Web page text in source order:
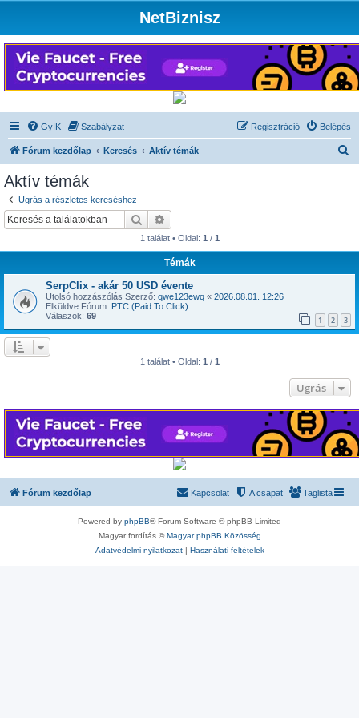
NetBiznisz
GyIK Szabályzat Belépés
Regisztráció
Fórum kezdőlap Keresés Aktív témák
Aktív témák
Ugrás a részletes kereséshez
Keresés
1 találat • Oldal: 1 / 1
Témák
SerpClix - akár 50 USD évente
Utolsó hozzászólás Szerző: qwe123ewq « 2026.08.01. 12:26
Elküldve Fórum: PTC (Paid To Click)
Válaszok: 69 1 2 3
1 találat • Oldal: 1 / 1
Ugrás
Fórum kezdőlap Taglista
A csapat
Kapcsolat
Powered by phpBB® Forum Software © phpBB Limited
Magyar fordítás ©Magyar phpBB Közösség
Adatvédelmi nyilatkozat| Használati feltételek